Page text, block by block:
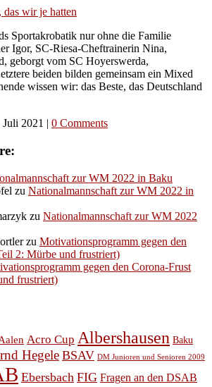
das wir je hatten
Sportakrobatik nur ohne die Familie
Igor, SC-Riesa-Cheftrainerin Nina,
geborgt vom SC Hoyerswerda,
beiden bilden gemeinsam ein Mixed
wissen wir: das Beste, das Deutschland
Juli 2021 | 0 Comments
zur WM 2022 in Baku
zu Nationalmannschaft zur WM 2022 in
zu Nationalmannschaft zur WM 2022
zu Motivationsprogramm gegen den
2: Mürbe und frustriert)
gegen den Corona-Frust
frustriert)
Acro Cup Albershausen Baku
Hegele BSAV DM Junioren und Senioren 2009
Ebersbach FIG Fragen an den DSAB